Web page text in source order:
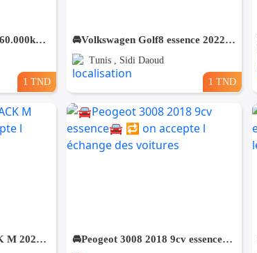
Mercedes C200 2020/08 60.000km🇩🇪 ⛔️ on accepte l échange des voitures
1 TND
🚘Volkswagen Golf8 essence 2022 🚘 🔁 on accepte l échange des voitures
Tunis , Sidi Daoud
1 TND
BMW G30 essence PACK M 2021/12 🚘 🔁 on accepte l échange des voitures 🚘Peogeot 3008 2018 9cv essence🚘 🔁 on accepte l échange des voitures